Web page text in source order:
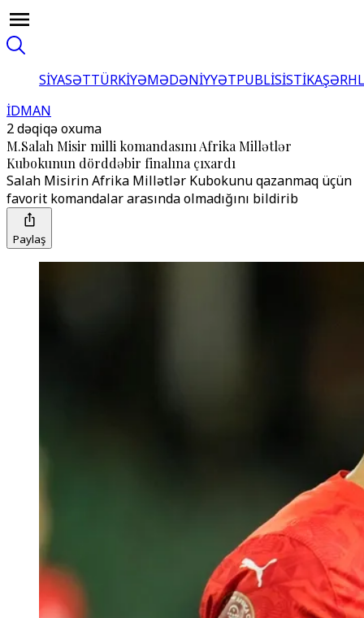
SİYASƏTTÜRKİYƏMƏDƏNİYYƏTPUBLİSİSTİKA
İDMAN
2 dəqiqə oxuma
M.Salah Misir milli komandasını Afrika Millətlər
Kubokunun dörddəbir finalına çıxardı
Salah Misirin Afrika Millətlər Kubokunu qazanmaq üçün
favorit komandalar arasında olmadığını bildirib
Paylaş